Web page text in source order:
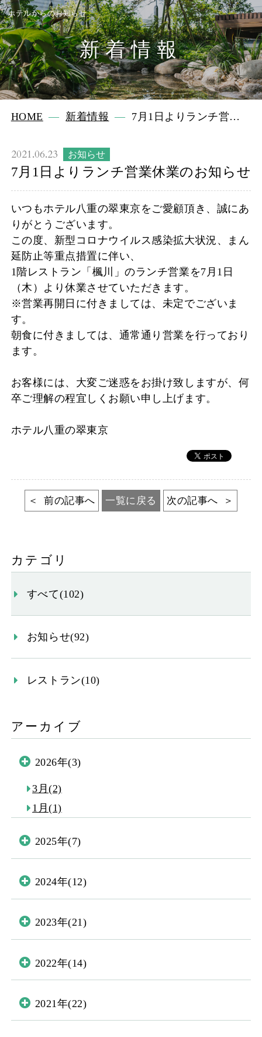
ホテルからのお知らせ
新着情報
HOME 新着情報
7月1日よりランチ営業
2021.06.23 お知らせ
7月1日よりランチ営業休業のお知らせ
いつもホテル八重の翠東京をご愛顧頂き、誠にあ
りがとうございます。
この度、新型コロナウイルス感染拡大状況、まん
延防止等重点措置に伴い、
1階レストラン「楓川」のランチ営業を7月1日
（木）より休業させていただきます。
※営業再開日に付きましては、未定でございま
す。
朝食に付きましては、通常通り営業を行っており
ます。
お客様には、大変ご迷惑をお掛け致しますが、何
卒ご理解の程宜しくお願い申し上げます。
ホテル八重の翠東京
前の記事へ 一覧に戻る 次の記事へ
カテゴリ
すべて(102)
お知らせ(92)
レストラン(10)
アーカイブ
2026年(3)
3月(2)
1月(1)
2025年(7)
2024年(12)
2023年(21)
2022年(14)
2021年(22)